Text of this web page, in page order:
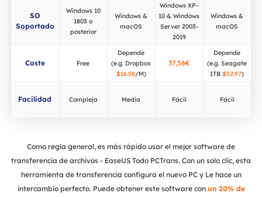
SO
Soportado
Windows 10
1803 o
posterior
Windows &
macOS
Windows XP-
10 & Windows
Server 2003-
2019
Windows &
macOS
Coste Free
Depende
(e.g. Dropbox
$16.58/M)
37,56€
Depende
(e.g. Seagate
1TB$52.97)
Facilidad Compleja Media Fácil Fácil
Como regla general, es más rápido usar el mejor software de
transferencia de archivos - EaseUS Todo PCTrans. Con un solo clic, esta
herramienta de transferencia configura el nuevo PC y Le hace un
intercambio perfecto. Puede obtener este software con un 20% de